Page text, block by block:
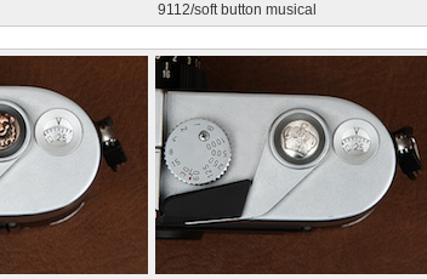
9112/soft button musical